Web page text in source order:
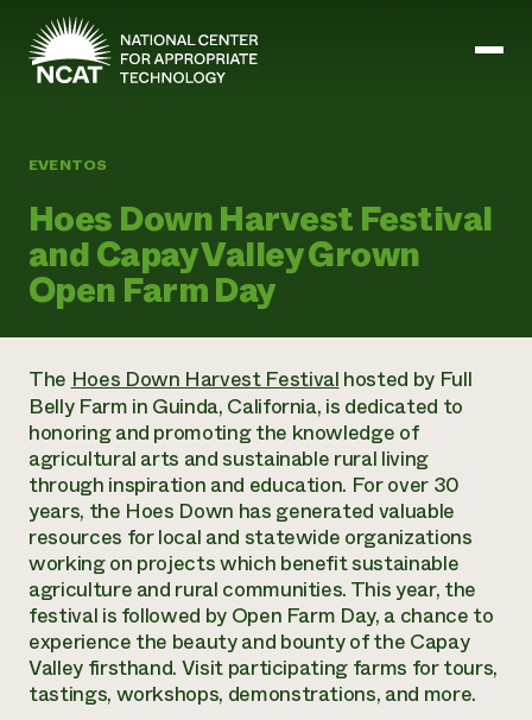
Ir al contenido principal
Misión y visión
Historia
ATTRA
Personal
Regiones
Consejo de Administración
Carreras profesionales
Informes anuales y financieros
Historias de impacto
Informe de
impacto 2024
ATTRA
Abundante Ogallala
Biochar Policy Project
Tierra para el agua
Programa de transición a la asociación orgánica
Programa de mejora de la calidad de la lana
Armados para cultivar
Latinos en la agricultura
Sistemas alimentarios locales
Agricultura urbana
Las mujeres en la agricultura
Cultivos
Energía, herramientas y equipos agrícolas
Métodos agrícolas y ganaderos
Ganadería
Marketing
Agricultura y ganadería ecológicas
Suelo y agua
Blog
Podcasts
Publicaciones
Cursos cortos
Formación "Armed to Farm
Calendario de actos
Asociaciones empresariales
Donar
Donaciones planificadas
Boletín
EVENTOS
Hoes Down Harvest Festival
and Capay Valley Grown
Open Farm Day
TheHoes Down Harvest Festivalhosted by Full
Belly Farm in Guinda, California, is dedicated to
honoring and promoting the knowledge of
agricultural arts and sustainable rural living
through inspiration and education. For over 30
years, the Hoes Down has generated valuable
resources for local and statewide organizations
working on projects which benefit sustainable
agriculture and rural communities. This year, the
festival is followed by Open Farm Day, a chance to
experience the beauty and bounty of the Capay
Valley firsthand. Visit participating farms for tours,
tastings, workshops, demonstrations, and more.